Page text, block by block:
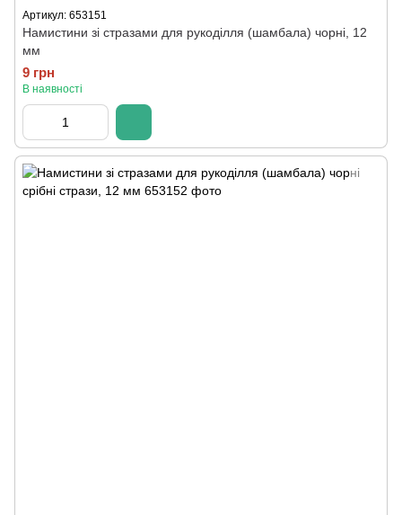
Артикул: 653151
Намистини зі стразами для рукоділля (шамбала) чорні, 12
мм
9 грн
В наявності